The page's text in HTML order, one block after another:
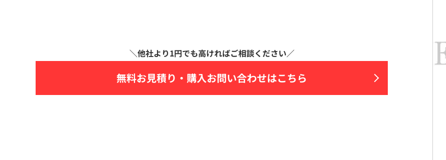
無料お見積り・ 購入お問い合わせはこちら